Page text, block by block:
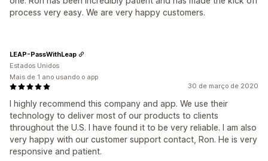
process very easy. We are very happy customers.
30 de março de 2020
I highly recommend this company and app. We use their
technology to deliver most of our products to clients
throughout the U.S. I have found it to be very reliable. I am also
very happy with our customer support contact, Ron. He is very
responsive and patient.
LEAP-PassWithLeap
Estados Unidos
Mais de 1 ano usando o app